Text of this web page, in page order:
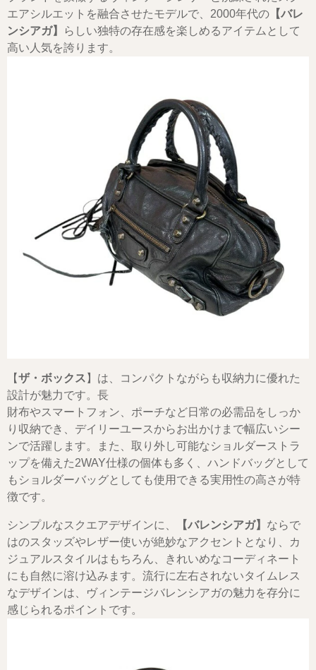
エアシルエットを融合させたモデルで、2000年代の 【バレ
ンシアガ】
らしい独特の存在感を楽しめるアイテムとして
高い人気を誇ります。
【ザ・ボックス 】は、コンパクトながらも収納力に優れた
設計が魅力です。長
財布やスマートフォン、ポーチなど日常の必需品をしっか
り収納でき、デイリーユースからお出かけまで幅広いシー
ンで活躍します。また、取り外し可能なショルダーストラ
ップを備えた2WAY仕様の個体も多く、ハンドバッグとして
もショルダーバッグとしても使用できる実用性の高さが特
徴です。
シンプルなスクエアデザインに、 【バレンシアガ】 ならで
はのスタッズやレザー使いが絶妙なアクセントとなり、カ
ジュアルスタイルはもちろん、きれいめなコーディネート
にも自然に溶け込みます。流行に左右されないタイムレス
なデザインは、ヴィンテージバレンシアガの魅力を存分に
感じられるポイントです。